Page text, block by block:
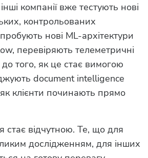
компанії вже тестують нові
контрольованих
нові ML-архітектури
перевіряють телеметричні
того, як це стає вимогою
document intelligence
клієнти починають прямо
стає відчутною. Те, що для
дослідженням, для інших